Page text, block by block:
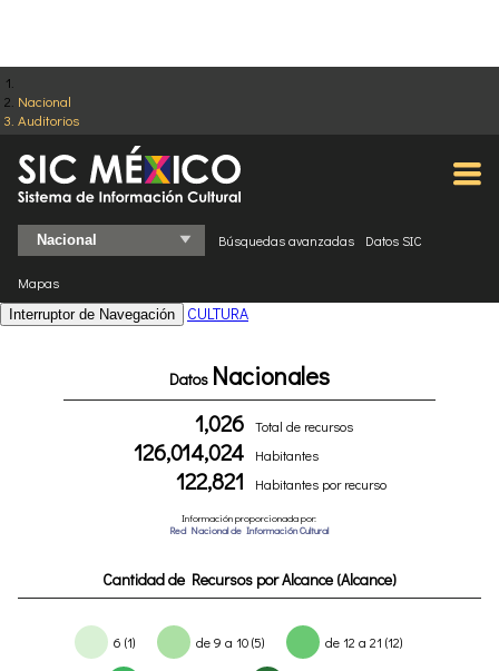
Nacional
Auditorios
Búsquedas avanzadas Datos SIC
Mapas
Interruptor de Navegación CULTURA
Datos Nacionales
1,026 Total de recursos
126,014,024 Habitantes
122,821 Habitantes por recurso
Información proporcionada por:
Red Nacional de Información Cultural
Cantidad de Recursos por Alcance (Alcance)
6 (1) de 9 a 10 (5) de 12 a 21 (12)